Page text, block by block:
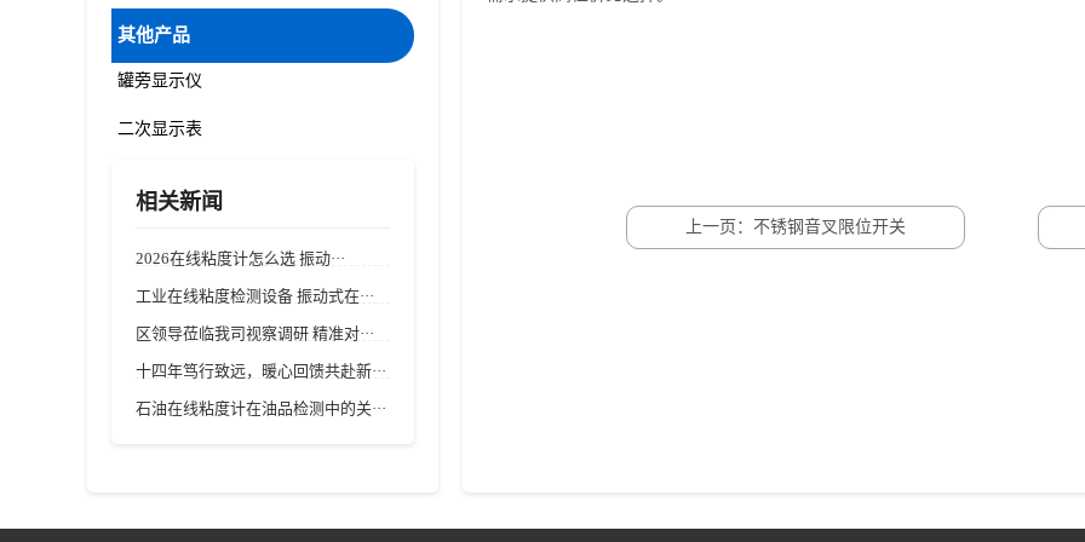
其他产品
罐旁显示仪
二次显示表
相关新闻
2026在线粘度计怎么选 振动···
工业在线粘度检测设备 振动式在···
区领导莅临我司视察调研 精准对···
十四年笃行致远，暖心回馈共赴新···
石油在线粘度计在油品检测中的关···
上一页：不锈钢音叉限位开关